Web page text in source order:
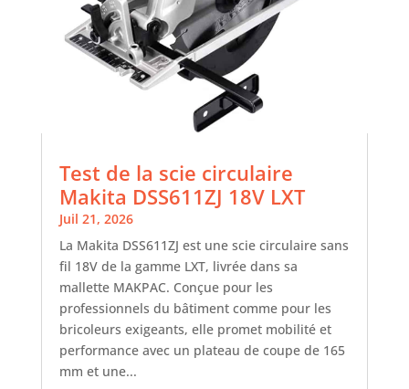
Test de la scie circulaire
Makita DSS611ZJ 18V LXT
Juil 21, 2026
La Makita DSS611ZJ est une scie circulaire sans
fil 18V de la gamme LXT, livrée dans sa
mallette MAKPAC. Conçue pour les
professionnels du bâtiment comme pour les
bricoleurs exigeants, elle promet mobilité et
performance avec un plateau de coupe de 165
mm et une...